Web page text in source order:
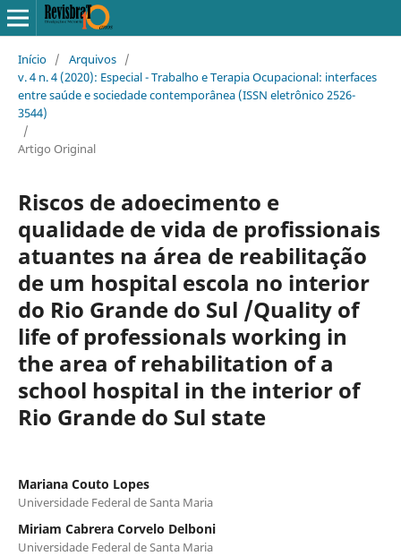
Início / Arquivos /
v. 4 n. 4 (2020): Especial - Trabalho e Terapia Ocupacional: interfaces
entre saúde e sociedade contemporânea (ISSN eletrônico 2526-
3544)
/
Artigo Original
Riscos de adoecimento e
qualidade de vida de profissionais
atuantes na área de reabilitação
de um hospital escola no interior
do Rio Grande do Sul /Quality of
life of professionals working in
the area of rehabilitation of a
school hospital in the interior of
Rio Grande do Sul state
Mariana Couto Lopes
Universidade Federal de Santa Maria
Miriam Cabrera Corvelo Delboni
Universidade Federal de Santa Maria